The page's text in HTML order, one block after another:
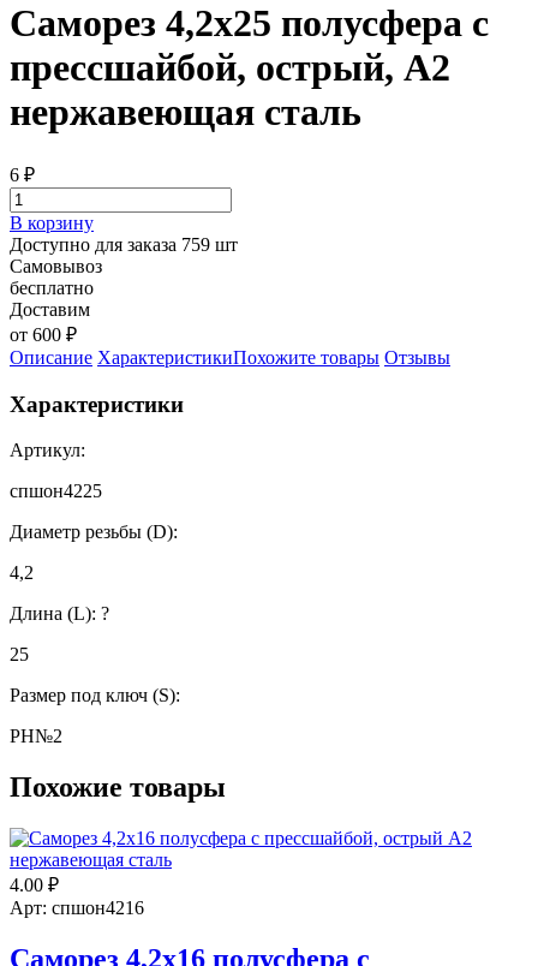
Саморез 4,2х25 полусфера с
прессшайбой, острый, А2
нержавеющая сталь
6 ₽
В корзину
Доступно для заказа 759 шт
Самовывоз
бесплатно
Доставим
от 600 ₽
Описание ХарактеристикиПохожите товары Отзывы
Характеристики
Артикул:
спшон4225
Диаметр резьбы (D):
4,2
Длина (L): ?
25
Размер под ключ (S):
РН№2
Похожие товары
4.00 ₽
Арт: спшон4216
Саморез 4,2х16 полусфера с